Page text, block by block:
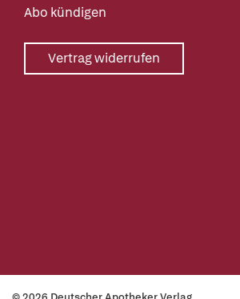
Abo kündigen
Vertrag widerrufen